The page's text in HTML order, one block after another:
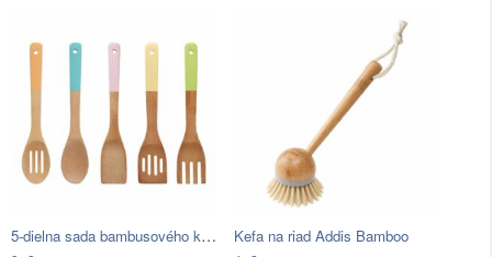
5-dielna sada bambusového kuchynského… Kefa na riad Addis Bamboo